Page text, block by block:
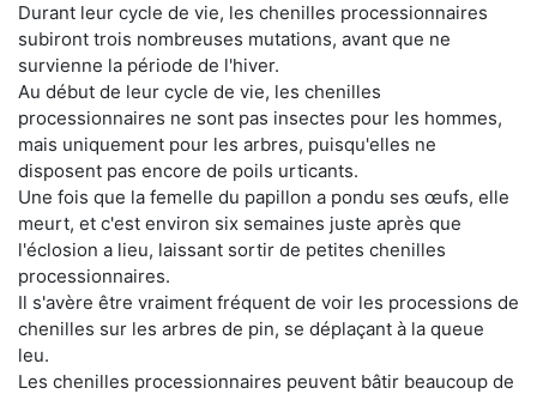
Durant leur cycle de vie, les chenilles processionnaires
subiront trois nombreuses mutations, avant que ne
survienne la période de l'hiver.
Au début de leur cycle de vie, les chenilles
processionnaires ne sont pas insectes pour les hommes,
mais uniquement pour les arbres, puisqu'elles ne
disposent pas encore de poils urticants.
Une fois que la femelle du papillon a pondu ses œufs, elle
meurt, et c'est environ six semaines juste après que
l'éclosion a lieu, laissant sortir de petites chenilles
processionnaires.
Il s'avère être vraiment fréquent de voir les processions de
chenilles sur les arbres de pin, se déplaçant à la queue
leu.
Les chenilles processionnaires peuvent bâtir beaucoup de